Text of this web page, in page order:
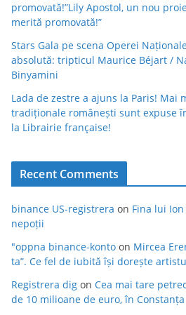
promovată!”Lily Apostol, un nou
merită promovată!”
Stars Gala pe scena Operei
absolută: tripticul Maurice Béjart /
Binyamini
Lada de zestre a ajuns la Paris! Mai
tradiționale românești sunt expuse
la Librairie française!
Recent Comments
binance US-registrera on Fina lui
nepoții
"oppna binance-konto on Mircea
ta”. Ce fel de iubită își dorește
Registrera dig on Cea mai tare
de 10 milioane de euro, în Constanța